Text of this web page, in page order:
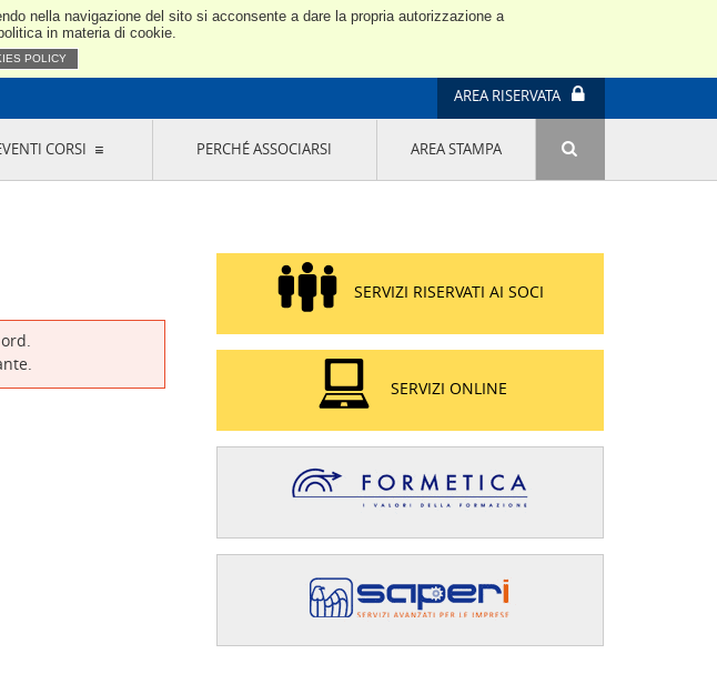
nella navigazione del sito si acconsente a dare la propria autorizzazione a
in materia di cookie.
POLICY
Nord
AREA RISERVATA
ACQUISTO
EDIZIONE
PROGETTO LU.ME.
IL MANAGER DELLA SOSTENIBILITÀ NEL
DISTRETTO TESSILE PRATESE
GRUPPO IMPRENDITORIA FEMMINILE
SOSTENIBILITÀ
CORSI PERCHÉ ASSOCIARSI AREA STAMPA
SERVIZI RISERVATI AI SOCI
SERVIZI ONLINE